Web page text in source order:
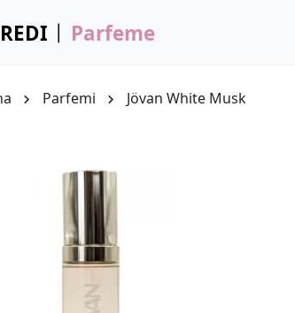
Parfeme
Parfemi Jövan White Musk